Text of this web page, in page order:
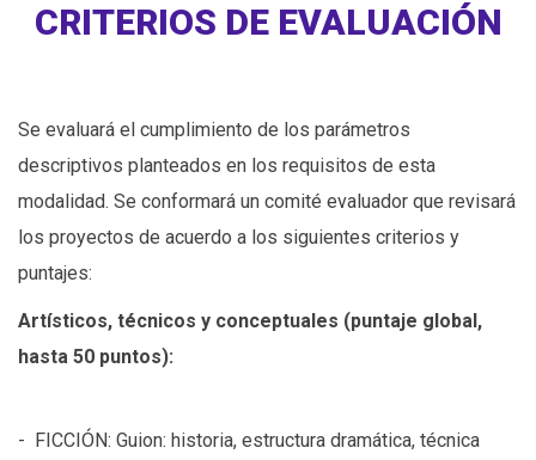
CRITERIOS DE EVALUACIÓN
Se evaluará el cumplimiento de los parámetros
descriptivos planteados en los requisitos de esta
modalidad. Se conformará un comité evaluador que revisará
los proyectos de acuerdo a los siguientes criterios y
puntajes:
Artísticos, técnicos y conceptuales (puntaje global,
hasta 50 puntos):
- FICCIÓN: Guion: historia, estructura dramática, técnica